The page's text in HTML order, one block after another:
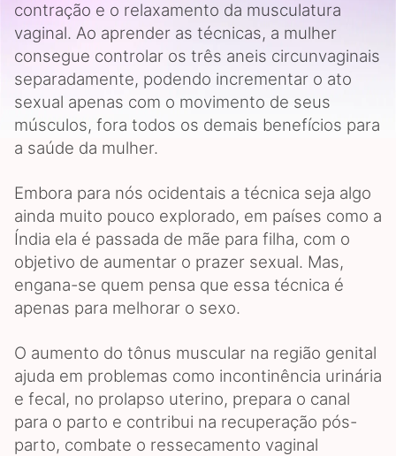
contração e o relaxamento da musculatura
vaginal. Ao aprender as técnicas, a mulher
consegue controlar os três aneis circunvaginais
separadamente, podendo incrementar o ato
sexual apenas com o movimento de seus
músculos, fora todos os demais benefícios para
a saúde da mulher.
Embora para nós ocidentais a técnica seja algo
ainda muito pouco explorado, em países como a
Índia ela é passada de mãe para filha, com o
objetivo de aumentar o prazer sexual. Mas,
engana-se quem pensa que essa técnica é
apenas para melhorar o sexo.
O aumento do tônus muscular na região genital
ajuda em problemas como incontinência urinária
e fecal, no prolapso uterino, prepara o canal
para o parto e contribui na recuperação pós-
parto, combate o ressecamento vaginal